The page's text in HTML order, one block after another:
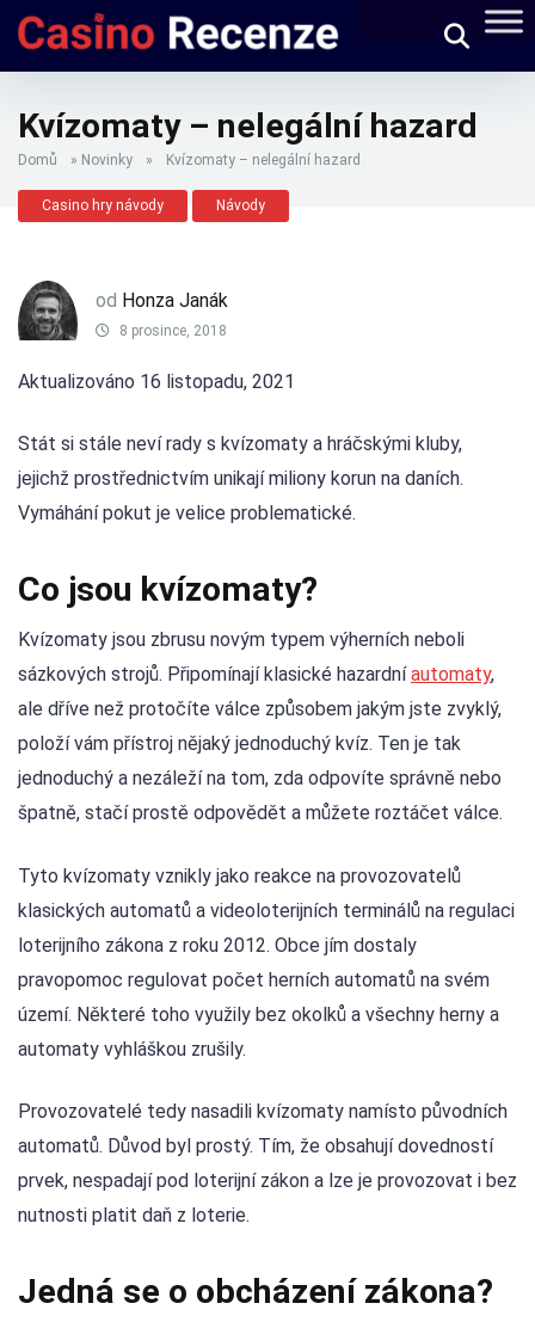
Kvízomaty – nelegální hazard
Domů » Novinky » Kvízomaty – nelegální hazard
Casino hry návody Návody
od Honza Janák
8 prosince, 2018
Aktualizováno 16 listopadu, 2021
Stát si stále neví rady s kvízomaty a hráčskými kluby,
jejichž prostřednictvím unikají miliony korun na daních.
Vymáhání pokut je velice problematické.
Co jsou kvízomaty?
Kvízomaty jsou zbrusu novým typem výherních neboli
sázkových strojů. Připomínají klasické hazardníautomaty,
ale dříve než protočíte válce způsobem jakým jste zvyklý,
položí vám přístroj nějaký jednoduchý kvíz. Ten je tak
jednoduchý a nezáleží na tom, zda odpovíte správně nebo
špatně, stačí prostě odpovědět a můžete roztáčet válce.
Tyto kvízomaty vznikly jako reakce na provozovatelů
klasických automatů a videoloterijních terminálů na regulaci
loterijního zákona z roku 2012. Obce jím dostaly
pravopomoc regulovat počet herních automatů na svém
území. Některé toho využily bez okolků a všechny herny a
automaty vyhláškou zrušily.
Provozovatelé tedy nasadili kvízomaty namísto původních
automatů. Důvod byl prostý. Tím, že obsahují dovedností
prvek, nespadají pod loterijní zákon a lze je provozovat i bez
nutnosti platit daň z loterie.
Jedná se o obcházení zákona?